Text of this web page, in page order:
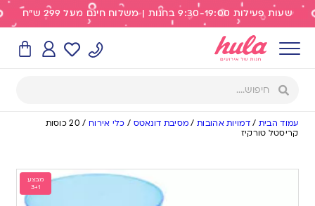
שעות פעילות 9:30-19:00 בחנות | משלוח חינם מעל 299 ש"ח
עמוד הבית /דמויות אהובות/ מסיבת דונאטס / כלי אירוח /
20 כוסות
קריסטל טורקיז
מבצע
3+1